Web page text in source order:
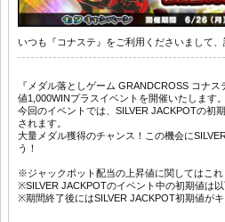
いつも『コナステ』をご利用くださいまして、
『メダル落としゲーム GRANDCROSS コナ
値1,000WINプラスイベントを開催いたします。
今回のイベントでは、SILVER JACKPOTの初
されます。
大量メダル獲得のチャンス！この機会に
う！
※ジャックポット配当の上昇値に関してはこれ
※SILVER JACKPOTのイベント中の初期値は以
※期間終了後にはSILVER JACKPOT初期値が